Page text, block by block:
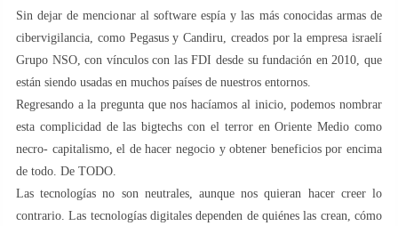
Sin dejar de mencionar al software espía y las más conocidas armas de
cibervigilancia, como Pegasus y Candiru, creados por la empresa israelí
Grupo NSO, con vínculos con las FDI desde su fundación en 2010, que
están siendo usadas en muchos países de nuestros entornos.
Regresando a la pregunta que nos hacíamos al inicio, podemos nombrar
esta complicidad de las bigtechs con el terror en Oriente Medio como
necro- capitalismo, el de hacer negocio y obtener beneficios por encima
de todo. De TODO.
Las tecnologías no son neutrales, aunque nos quieran hacer creer lo
contrario. Las tecnologías digitales dependen de quiénes las crean, cómo